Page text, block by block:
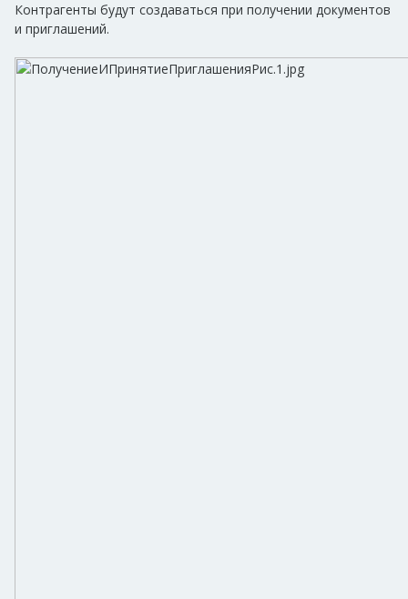
Контрагенты будут создаваться при получении документов
и приглашений.